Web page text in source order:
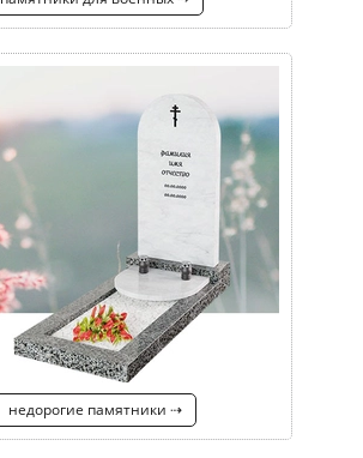
недорогие памятники ⇢